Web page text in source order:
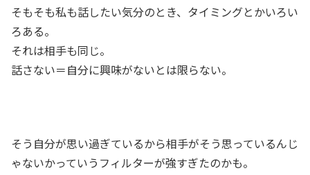
そもそも私も話したい気分のとき、タイミングとかいろい
ろある。
それは相手も同じ。
話さない＝自分に興味がないとは限らない。
そう自分が思い過ぎているから相手がそう思っているんじ
ゃないかっていうフィルターが強すぎたのかも。